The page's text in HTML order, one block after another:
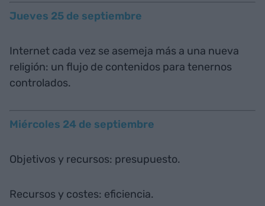
Jueves 25 de septiembre
Internet cada vez se asemeja más a una nueva
religión: un flujo de contenidos para tenernos
controlados.
Miércoles 24 de septiembre
Objetivos y recursos: presupuesto.
Recursos y costes: eficiencia.